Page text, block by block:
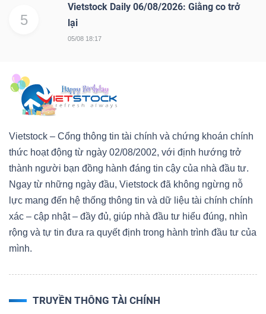
5
Vietstock Daily 06/08/2026: Giằng co trở
lại
05/08 18:17
Vietstock – Cổng thông tin tài chính và chứng khoán chính
thức hoạt động từ ngày 02/08/2002, với định hướng trở
thành người bạn đồng hành đáng tin cậy của nhà đầu tư.
Ngay từ những ngày đầu, Vietstock đã không ngừng nỗ
lực mang đến hệ thống thông tin và dữ liệu tài chính chính
xác – cập nhật – đầy đủ, giúp nhà đầu tư hiểu đúng, nhìn
rộng và tự tin đưa ra quyết định trong hành trình đầu tư của
mình.
TRUYỀN THÔNG TÀI CHÍNH